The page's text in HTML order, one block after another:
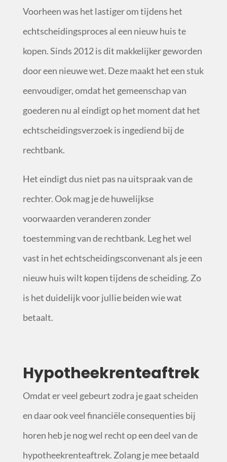
Voorheen was het lastiger om tijdens het
echtscheidingsproces al een nieuw huis te
kopen. Sinds 2012 is dit makkelijker geworden
door een nieuwe wet. Deze maakt het een stuk
eenvoudiger, omdat het gemeenschap van
goederen nu al eindigt op het moment dat het
echtscheidingsverzoek is ingediend bij de
rechtbank.
Het eindigt dus niet pas na uitspraak van de
rechter. Ook mag je de huwelijkse
voorwaarden veranderen zonder
toestemming van de rechtbank. Leg het wel
vast in het echtscheidingsconvenant als je een
nieuw huis wilt kopen tijdens de scheiding. Zo
is het duidelijk voor jullie beiden wie wat
betaalt.
Hypotheekrenteaftrek
Omdat er veel gebeurt zodra je gaat scheiden
en daar ook veel financiële consequenties bij
horen heb je nog wel recht op een deel van de
hypotheekrenteaftrek. Zolang je mee betaald